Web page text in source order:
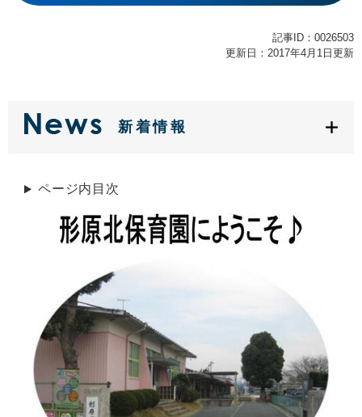
記事ID：0026503
更新日：2017年4月1日更新
新着情報
ページ内目次